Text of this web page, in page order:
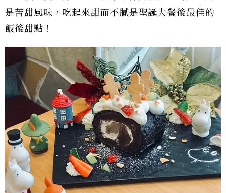
是苦甜風味，吃起來甜而不膩是聖誕大餐後最佳的
飯後甜點！